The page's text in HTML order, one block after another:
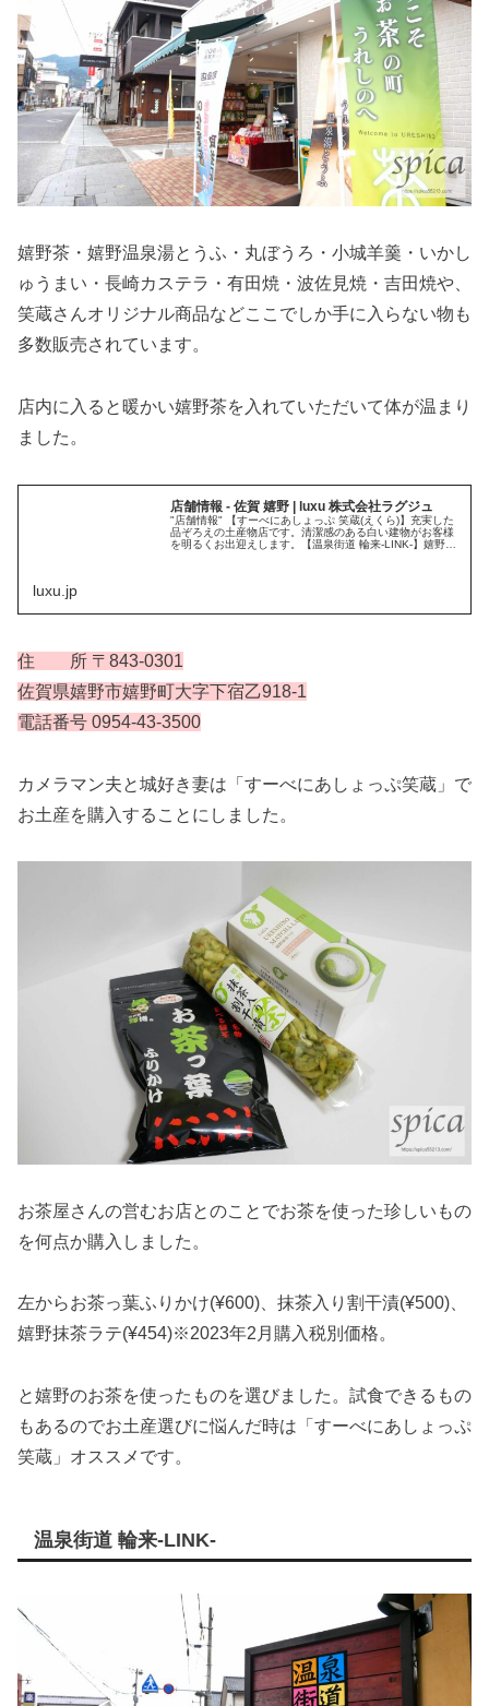
嬉野茶・嬉野温泉湯とうふ・丸ぼうろ・小城羊羹・いかし
ゅうまい・長崎カステラ・有田焼・波佐見焼・吉田焼や、
笑蔵さんオリジナル商品などここでしか手に入らない物も
多数販売されています。
店内に入ると暖かい嬉野茶を入れていただいて体が温まり
ました。
店舗情報 - 佐賀 嬉野 | luxu 株式会社ラグジュ
"店舗情報" 【すーべにあしょっぷ 笑蔵(えくら)】充実した
品ぞろえの土産物店です。清潔感のある白い建物がお客様
を明るくお出迎えします。【温泉街道 輪来-LINK-】嬉野茶
luxu.jp
住 所 〒843-0301
佐賀県嬉野市嬉野町大字下宿乙918-1
電話番号 0954-43-3500
カメラマン夫と城好き妻は「すーべにあしょっぷ笑蔵」で
お土産を購入することにしました。
お茶屋さんの営むお店とのことでお茶を使った珍しいもの
を何点か購入しました。
左からお茶っ葉ふりかけ(¥600)、抹茶入り割干漬(¥500)、
嬉野抹茶ラテ(¥454)※2023年2月購入税別価格。
と嬉野のお茶を使ったものを選びました。試食できるもの
もあるのでお土産選びに悩んだ時は「すーべにあしょっぷ
笑蔵」オススメです。
温泉街道 輪来-LINK-